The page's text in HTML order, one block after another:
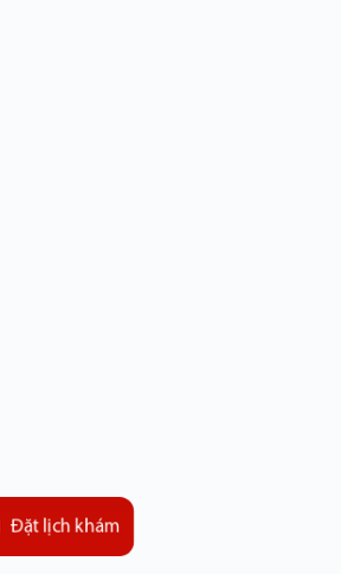
Đặt lịch khám